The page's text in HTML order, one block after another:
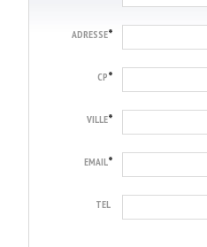
ADRESSE*
CP*
VILLE*
EMAIL*
TEL